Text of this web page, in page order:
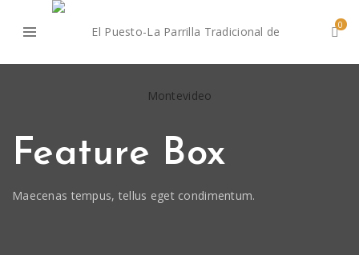
0
Feature Box
Maecenas tempus, tellus eget condimentum.